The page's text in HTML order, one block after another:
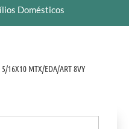
Domésticos
16X10 MTX/EDA/ART 8VY